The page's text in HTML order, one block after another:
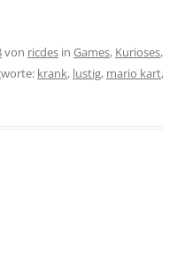
von ricdes in Games, Kurioses,
krank, lustig, mario kart,